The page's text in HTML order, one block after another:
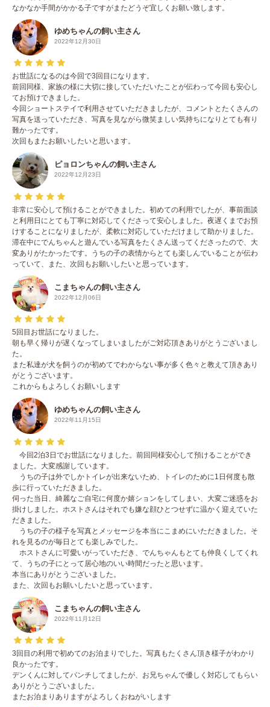
なかなか手間がかかる子ですがまたどうぞ宜しくお願い致します。
ゆめちゃんの飼い主さん
2022年12月30日
お世話になるのは今回で3回目になります。
前回同様、家族の様に大切に接していただいたことが伝わって今回も安心し
てお預けできました。
今回ショートステイで利用させていただきましたが、コメントとたくさんの
写真を送っていただき、写真を見ながら微笑ましい気持ちになりとても有り
難かったです。
次回もまたお願いしたいと思います。
ピョロンちゃんの飼い主さん
2022年12月23日
非常に安心して預けることができました。初めての利用でしたが、事前面談
と利用日にとても丁寧に対応してくださって安心しました。夜遅くまでお預
けすることになりましたが、柔軟に対応していただけまして助かりました。
滞在中にでんちゃんと遊んでいる写真をたくさん送ってくださったので、大
変ありがたかったです。うちの子の表情からとても楽しんでいることが伝わ
っていて、また、次回もお願いしたいと思っています。
こまちゃんの飼い主さん
2022年12月06日
5回目お世話になりました。
朝も早く帰りが遅くなってしまいましたがご対応頂きありがとうございまし
た。
また私達が犬を飼うのが初めてでわからない事が多く色々と教えて頂きあり
がとうございます。
これからもよろしくお願いします
ゆめちゃんの飼い主さん
2022年11月15日
今回2泊3日でお世話になりました。前回同様安心して預けることができ
ました。大変感謝しています。
うちの子は外でしかトイレが出来ないため、トイレのために1日何度も散
歩に行っていただきました。
伺った当日、綺麗なご自宅に何度か嬉ションをしてしまい、大変ご迷惑をお
掛けしました。ホストさんはそれでも嫌な顔ひとつせずに温かく迎えていた
だきました。
うちの子の様子を写真とメッセージを本当にこまめにいただきました。そ
れを見るのが毎日とても楽しみでした。
ホストさんに可愛いがっていただき、でんちゃんもとても仲良くしてくれ
て、うちの子にとって居心地のいい時間だったと思います。
本当にありがとうございました。
また、次回もお願いしたいと思っています。
こまちゃんの飼い主さん
2022年11月12日
3回目の利用で初めてのお泊まりでした。写真もたくさん頂き様子がわかり
良かったです。
デンくんに対してパンチしてましたが、お兄ちゃんで優しく対応してもらい
ありがとうございました。
またお泊まりありますがよろしくおねがいします